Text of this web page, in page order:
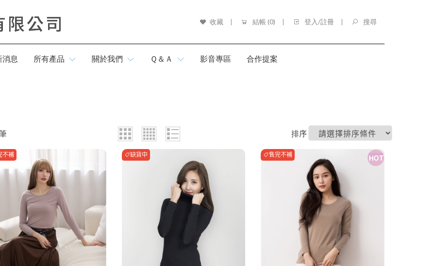
收藏 結帳 (0) 登入/註冊 搜尋
消息 所有產品
涼感寢具
涼感衣/褲
遮陽帽
防曬外套
袖套/手套
本月人氣王
WOMEN女
夏季衣褲
冬季衣褲
內衣褲
MEN男
夏季衣褲
冬季衣褲
KIDS幼童
女內衣褲
SOCK襪子專區
關於我們 Ｑ＆Ａ
會員常見問題
活動參加辦法
影音專區 合作提案
排序
不補 缺貨中 售完不補